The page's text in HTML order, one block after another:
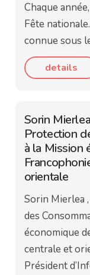
Chaque
Fête
connue sous
details
Sorin
Protection
à la Mission
orientale
Sorin Mierlea
des
économique
centrale et
Président